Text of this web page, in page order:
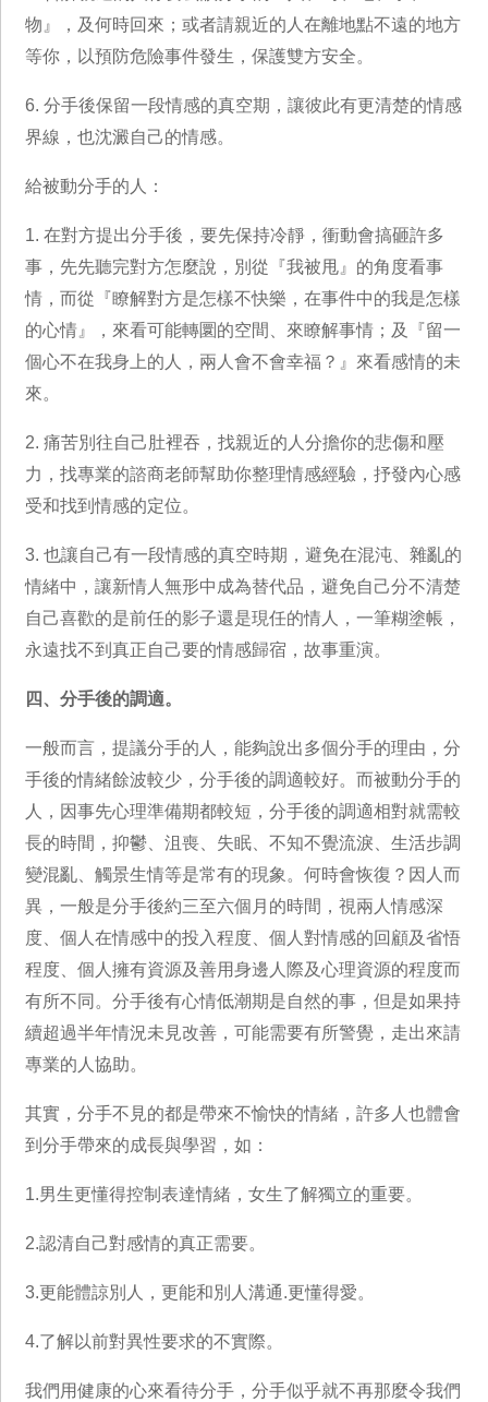
物』，及何時回來；或者請親近的人在離地點不遠的地方
等你，以預防危險事件發生，保護雙方安全。
6. 分手後保留一段情感的真空期，讓彼此有更清楚的情感
界線，也沈澱自己的情感。
給被動分手的人：
1. 在對方提出分手後，要先保持冷靜，衝動會搞砸許多
事，先先聽完對方怎麼說，別從『我被甩』的角度看事
情，而從『瞭解對方是怎樣不快樂，在事件中的我是怎樣
的心情』，來看可能轉圜的空間、來瞭解事情；及『留一
個心不在我身上的人，兩人會不會幸福？』來看感情的未
來。
2. 痛苦別往自己肚裡吞，找親近的人分擔你的悲傷和壓
力，找專業的諮商老師幫助你整理情感經驗，抒發內心感
受和找到情感的定位。
3. 也讓自己有一段情感的真空時期，避免在混沌、雜亂的
情緒中，讓新情人無形中成為替代品，避免自己分不清楚
自己喜歡的是前任的影子還是現任的情人，一筆糊塗帳，
永遠找不到真正自己要的情感歸宿，故事重演。
四、分手後的調適。
一般而言，提議分手的人，能夠說出多個分手的理由，分
手後的情緒餘波較少，分手後的調適較好。而被動分手的
人，因事先心理準備期都較短，分手後的調適相對就需較
長的時間，抑鬱、沮喪、失眠、不知不覺流淚、生活步調
變混亂、觸景生情等是常有的現象。何時會恢復？因人而
異，一般是分手後約三至六個月的時間，視兩人情感深
度、個人在情感中的投入程度、個人對情感的回顧及省悟
程度、個人擁有資源及善用身邊人際及心理資源的程度而
有所不同。分手後有心情低潮期是自然的事，但是如果持
續超過半年情況未見改善，可能需要有所警覺，走出來請
專業的人協助。
其實，分手不見的都是帶來不愉快的情緒，許多人也體會
到分手帶來的成長與學習，如：
1.男生更懂得控制表達情緒，女生了解獨立的重要。
2.認清自己對感情的真正需要。
3.更能體諒別人，更能和別人溝通.更懂得愛。
4.了解以前對異性要求的不實際。
我們用健康的心來看待分手，分手似乎就不再那麼令我們